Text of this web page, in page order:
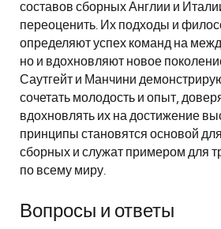
составов сборных Англии и
переоценить. Их подходы и
определяют успех команд на
но и вдохновляют новое
Саутгейт и Манчини
сочетать молодость и опыт,
вдохновлять их на достижение
принципы становятся основой
сборных и служат примером для
по всему миру.
Вопросы и ответы